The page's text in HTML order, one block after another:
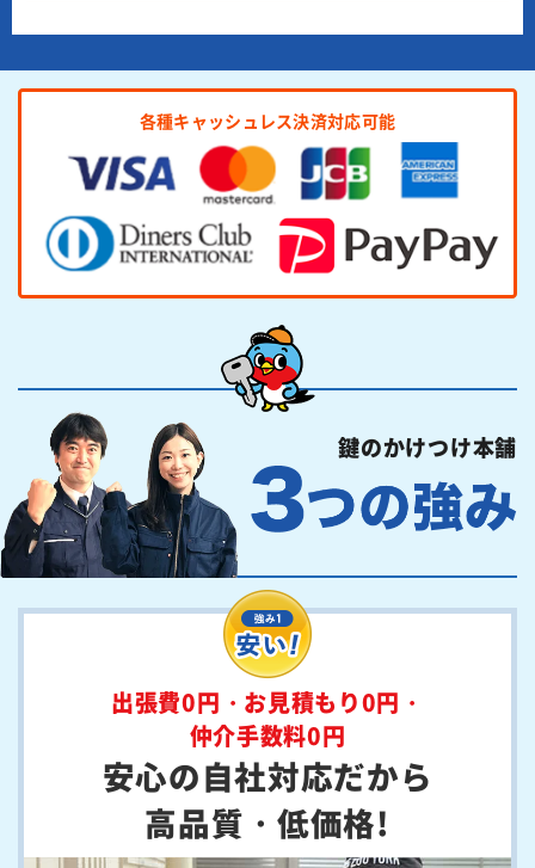
各種キャッシュレス決済対応可能
鍵のかけつけ本舗
出張費0円・お見積もり0円・
仲介手数料0円
安心の自社対応だから
高品質・低価格!